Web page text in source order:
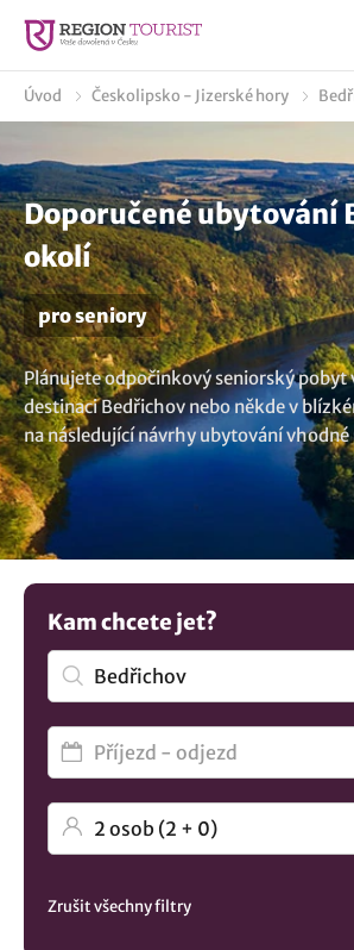
Úvod Českolipsko - Jizerské hory
Doporučené ubytování
okolí
pro seniory
Plánujete odpočinkový seniorský pobyt
destinaci Bedřichov nebo někde v
na následující návrhy ubytování
berou v potaz potřeby hostů
nároky na klid a pohodlí. Přijďte a
dovolenou, která vám přinese radost a
užijte každý okamžik.Máte jinou
na více tipů naubytování v lokalitě
Kam chcete jet?
Zrušit všechny filtry